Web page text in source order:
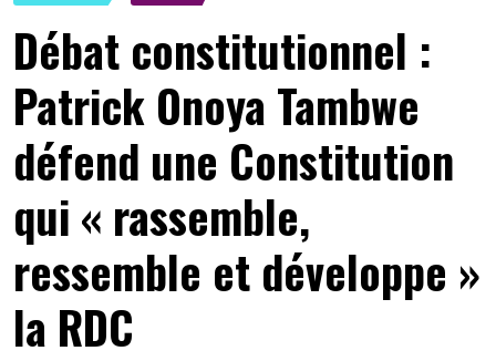
Débat constitutionnel :
Patrick Onoya Tambwe
défend une Constitution
qui « rassemble,
ressemble et développe »
la RDC